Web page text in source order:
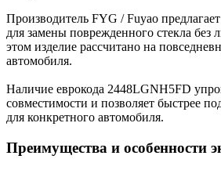
Производитель FYG / Fuyao
для замены поврежденного стекла без
этом изделие рассчитано на
автомобиля.
Наличие еврокода 2448LGNH5FD
совместимости и позволяет быстрее
для конкретного автомобиля.
Преимущества и особенности